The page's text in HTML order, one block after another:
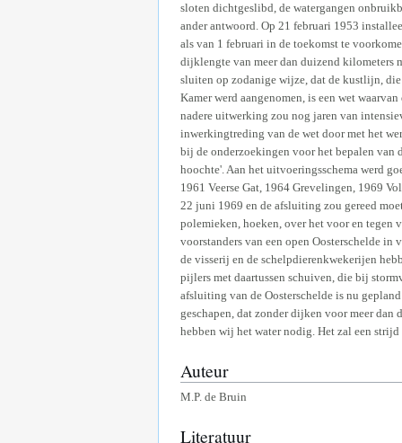
sloten dichtgeslibd, de watergangen
ander antwoord. Op 21 februari 1953
als van 1 februari in de toekomst te
dijklengte van meer dan duizend kilometers
sluiten op zodanige wijze, dat de kustlijn,
Kamer werd aangenomen, is een wet
nadere uitwerking zou nog jaren van
inwerkingtreding van de wet door met het
bij de onderzoekingen voor het bepalen
hoochte'. Aan het uitvoeringsschema werd
1961 Veerse Gat, 1964 Grevelingen, 1969
22 juni 1969 en de afsluiting zou gereed
polemieken, hoeken, over het voor en tegen
voorstanders van een open Oosterschelde
de visserij en de schelpdierenkwekerijen
pijlers met daartussen schuiven, die bij
afsluiting van de Oosterschelde is nu
geschapen, dat zonder dijken voor meer dan
hebben wij het water nodig. Het zal een
Auteur
M.P. de Bruin
Literatuur